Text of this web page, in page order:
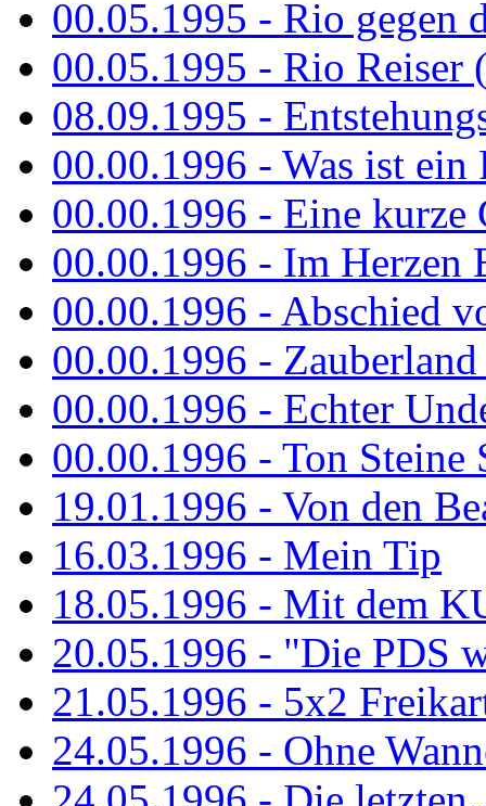
00.05.1995 - Rio gegen
00.05.1995 - Rio Reiser
08.09.1995 -
00.00.1996 - Was ist ein
00.00.1996 - Eine kurze
00.00.1996 - Im Herzen
00.00.1996 - Abschied
00.00.1996 -
00.00.1996 - Echter
00.00.1996 - Ton Steine
19.01.1996 - Von den
16.03.1996 - Mein Tip
18.05.1996 - Mit dem
20.05.1996 - "Die PDS
21.05.1996 - 5x2
24.05.1996 - Ohne